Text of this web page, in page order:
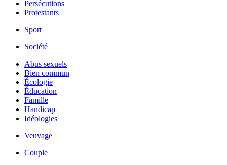
Persécutions
Protestants
Sport
Société
Abus sexuels
Bien commun
Écologie
Éducation
Famille
Handicap
Idéologies
Veuvage
Couple